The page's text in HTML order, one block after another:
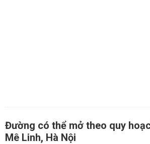
Đường có thể mở theo quy
Mê Linh, Hà Nội